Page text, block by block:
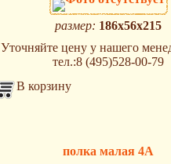
размер: 186x56x215
Уточняйте цену у нашего
тел.:8 (495)528-00-79
В корзину
полка малая 4А